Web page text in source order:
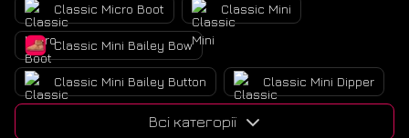
Classic Micro Boot Classic Mini
Classic Mini Bailey Bow
Classic Mini Bailey Button Classic Mini Dipper
Classic Mini Lace-Up Classic Mini Platform
Всі категорії